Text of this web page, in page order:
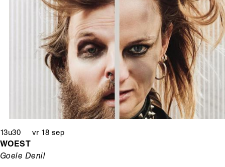
13u30 vr 18 sep
WOEST
Goele Denil